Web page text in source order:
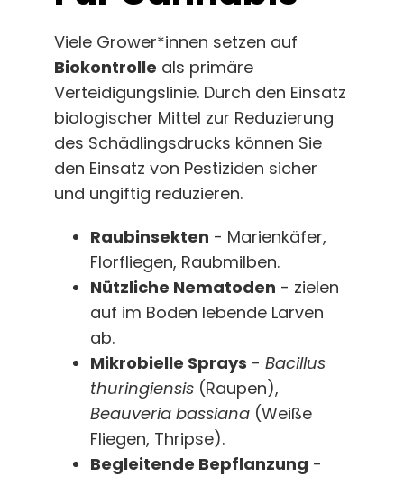
Viele Grower*innen setzen auf
Biokontrolle als primäre
Verteidigungslinie. Durch den Einsatz
biologischer Mittel zur Reduzierung
des Schädlingsdrucks können Sie
den Einsatz von Pestiziden sicher
und ungiftig reduzieren.
Raubinsekten - Marienkäfer,
Florfliegen, Raubmilben.
Nützliche Nematoden - zielen
auf im Boden lebende Larven
ab.
Mikrobielle Sprays - Bacillus
thuringiensis (Raupen),
Beauveria bassiana (Weiße
Fliegen, Thripse).
Begleitende Bepflanzung -